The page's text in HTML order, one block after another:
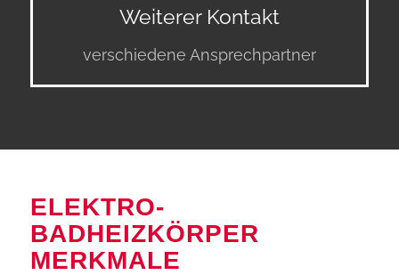
Weiterer Kontakt
verschiedene Ansprechpartner
ELEKTRO-
BADHEIZKÖRPER
MERKMALE